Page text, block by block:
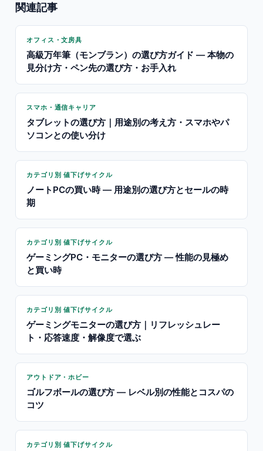
関連記事
オフィス・文房具
高級万年筆（モンブラン）の選び方ガイド — 本物の
見分け方・ペン先の選び方・お手入れ
スマホ・通信キャリア
タブレットの選び方｜用途別の考え方・スマホやパ
ソコンとの使い分け
カテゴリ別 値下げサイクル
ノートPCの買い時 — 用途別の選び方とセールの時
期
カテゴリ別 値下げサイクル
ゲーミングPC・モニターの選び方 — 性能の見極め
と買い時
カテゴリ別 値下げサイクル
ゲーミングモニターの選び方｜リフレッシュレー
ト・応答速度・解像度で選ぶ
アウトドア・ホビー
ゴルフボールの選び方 — レベル別の性能とコスパの
コツ
カテゴリ別 値下げサイクル